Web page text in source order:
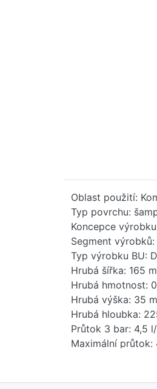
Oblast použití:
Typ povrchu:
Koncepce
Segment
Typ výrobku BU:
Hrubá šířka: 165
Hrubá hmotnost:
Hrubá výška: 35
Hrubá hloubka:
Průtok 3 bar: 4,5
Maximální průtok: